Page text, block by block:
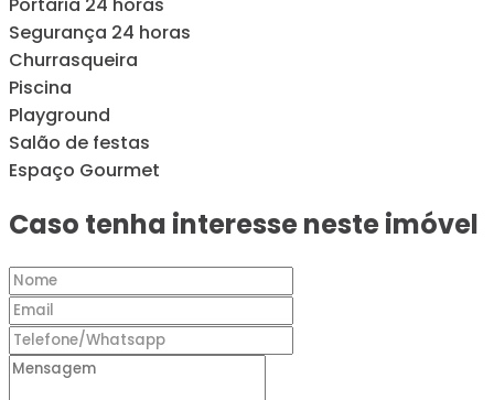
Segurança 24 horas
Churrasqueira
Piscina
Playground
Salão de festas
Espaço Gourmet
Caso tenha interesse neste imóvel